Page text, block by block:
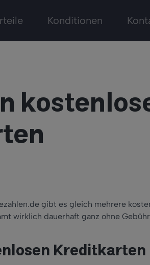
Konditionen
gibt es gleich mehrere
wirklich dauerhaft ganz ohne
Kreditkarten